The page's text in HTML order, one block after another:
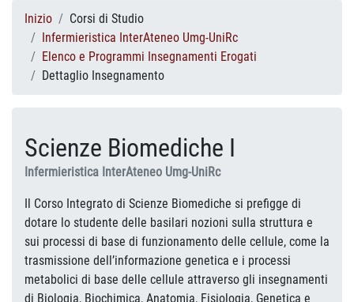
Inizio
Corsi di Studio
Infermieristica InterAteneo Umg-UniRc
Elenco e Programmi Insegnamenti Erogati
Dettaglio Insegnamento
Scienze Biomediche I
Infermieristica InterAteneo Umg-UniRc
Il Corso Integrato di Scienze Biomediche si prefigge di
dotare lo studente delle basilari nozioni sulla struttura e
sui processi di base di funzionamento delle cellule, come la
trasmissione dell’informazione genetica e i processi
metabolici di base delle cellule attraverso gli insegnamenti
di Biologia, Biochimica, Anatomia, Fisiologia, Genetica e